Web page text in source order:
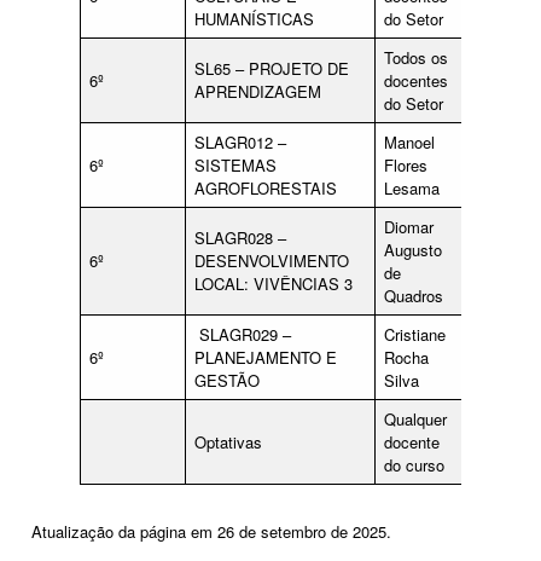
HUMANÍSTICAS
do Setor
6º
SL65 – PROJETO DE
APRENDIZAGEM
Todos os
docentes
do Setor
6º
SLAGR012 –
SISTEMAS
AGROFLORESTAIS
Manoel
Flores
Lesama
6º
SLAGR028 –
DESENVOLVIMENTO
LOCAL: VIVÊNCIAS 3
Diomar
Augusto
de
Quadros
6º
SLAGR029 –
PLANEJAMENTO E
GESTÃO
Cristiane
Rocha
Silva
Optativas
Qualquer
docente
do curso
Atualização da página em 26 de setembro de 2025.